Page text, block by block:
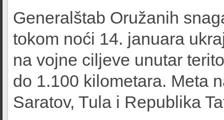
Generalštab Oružanih
tokom noći 14. januara
na vojne ciljeve unutar
do 1.100 kilometara. Meta
Saratov, Tula i Republika